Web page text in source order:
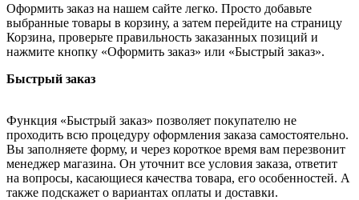
Оформить заказ на нашем сайте легко. Просто добавьте
выбранные товары в корзину, а затем перейдите на страницу
Корзина, проверьте правильность заказанных позиций и
нажмите кнопку «Оформить заказ» или «Быстрый заказ».
Быстрый заказ
Функция «Быстрый заказ» позволяет покупателю не
проходить всю процедуру оформления заказа самостоятельно.
Вы заполняете форму, и через короткое время вам перезвонит
менеджер магазина. Он уточнит все условия заказа, ответит
на вопросы, касающиеся качества товара, его особенностей. А
также подскажет о вариантах оплаты и доставки.